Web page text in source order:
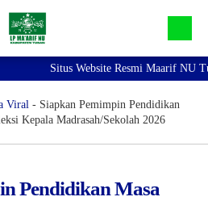
Situs Website Resmi Maarif NU
Viral- Siapkan Pemimpin Pendidikan
Kepala Madrasah/Sekolah 2026
Pendidikan Masa